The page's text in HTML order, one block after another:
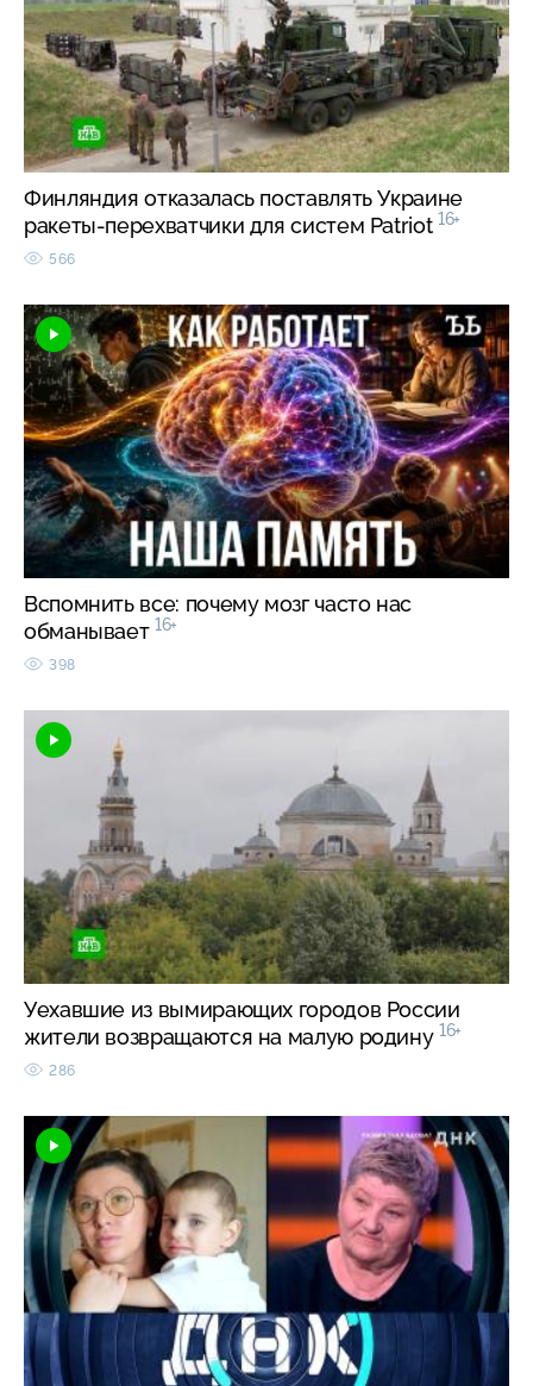
Финляндия отказалась поставлять Украине
ракеты-перехватчики для систем Patriot 16+
566
Вспомнить все: почему мозг часто нас
обманывает 16+
398
Уехавшие из вымирающих городов России
жители возвращаются на малую родину 16+
286